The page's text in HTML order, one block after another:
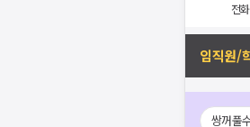
전
임직원/
쌍꺼풀